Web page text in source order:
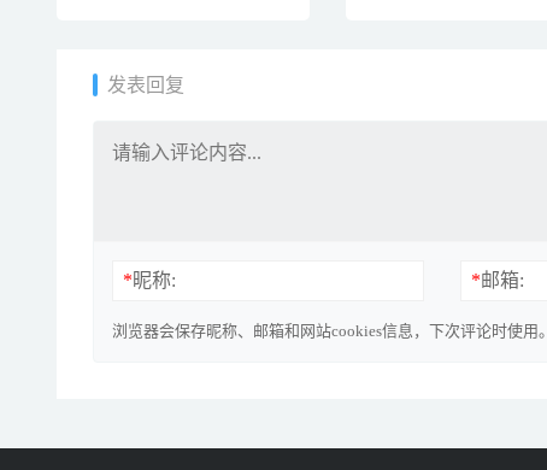
发表回复
*昵称: *邮箱:
浏览器会保存昵称、邮箱和网站cookies信息，下次评论时使用。